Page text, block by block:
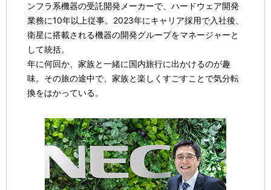
ンフラ系機器の受託開発メーカーで、ハードウェア開発
業務に10年以上従事。2023年にキャリア採用で入社後、
衛星に搭載される機器の開発グループをマネージャーと
して統括。
年に何回か、家族と一緒に国内旅行に出かけるのが趣
味。その旅の途中で、家族と楽しくすごすことで気分転
換をはかっている。